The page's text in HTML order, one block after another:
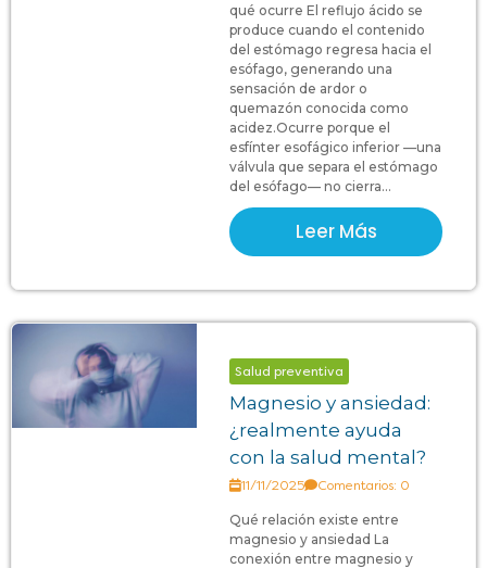
qué ocurre El reflujo ácido se
produce cuando el contenido
del estómago regresa hacia el
esófago, generando una
sensación de ardor o
quemazón conocida como
acidez.Ocurre porque el
esfínter esofágico inferior —una
válvula que separa el estómago
del esófago— no cierra...
Leer Más
Salud preventiva
Magnesio y ansiedad:
¿realmente ayuda
con la salud mental?
11/11/2025 Comentarios: 0
Qué relación existe entre
magnesio y ansiedad La
conexión entre magnesio y